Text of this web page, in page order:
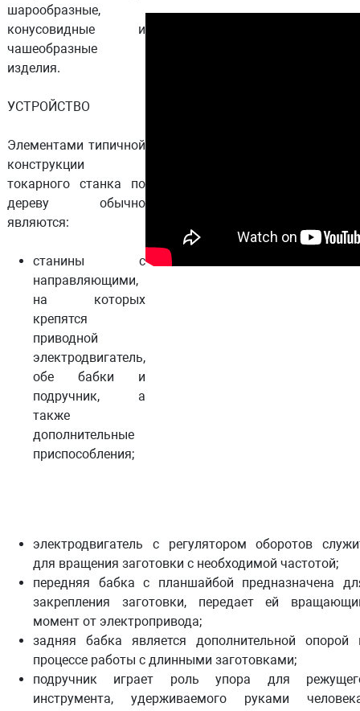
шарообразные,
конусовидные и
чашеобразные
изделия.
УСТРОЙСТВО
Элементами типичной
конструкции
токарного станка по
дереву обычно
являются:
станины с
направляющими,
на которых
крепятся
приводной
электродвигатель,
обе бабки и
подручник, а
также
дополнительные
приспособления;
электродвигатель с регулятором оборотов
для вращения заготовки с необходимой частотой;
передняя бабка с планшайбой предназначена
закрепления заготовки, передает ей
момент от электропривода;
задняя бабка является дополнительной опорой
процессе работы с длинными заготовками;
подручник играет роль упора для
инструмента, удерживаемого руками